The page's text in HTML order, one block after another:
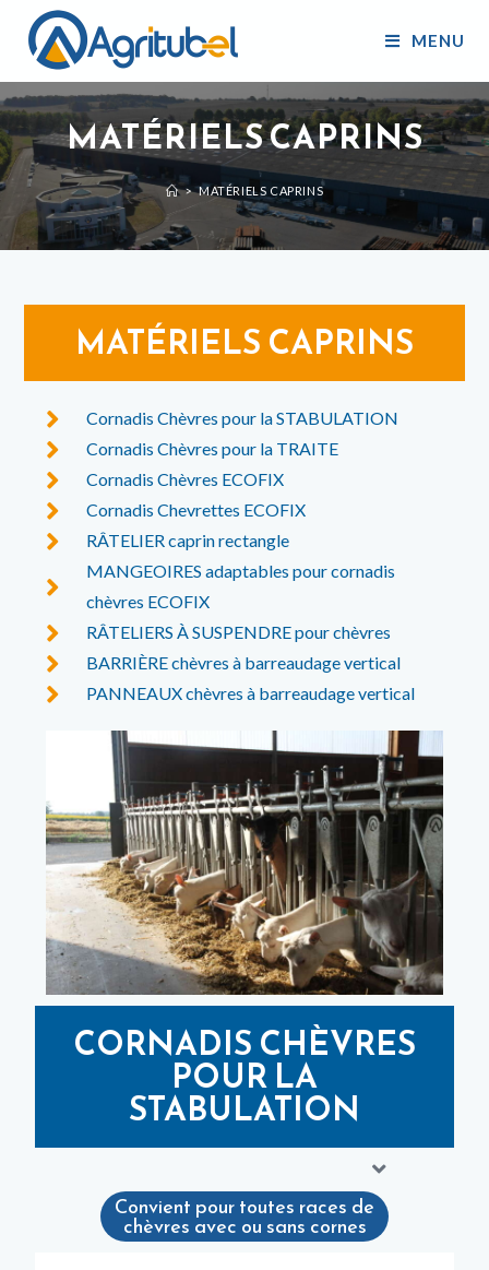
MENU
MATÉRIELS CAPRINS
> MATÉRIELS CAPRINS
MATÉRIELS CAPRINS
Cornadis Chèvres pour la STABULATION
Cornadis Chèvres pour la TRAITE
Cornadis Chèvres ECOFIX
Cornadis Chevrettes ECOFIX
RÂTELIER caprin rectangle
MANGEOIRES adaptables pour cornadis
chèvres ECOFIX
RÂTELIERS À SUSPENDRE pour chèvres
BARRIÈRE chèvres à barreaudage vertical
PANNEAUX chèvres à barreaudage vertical
CORNADIS CHÈVRES
POUR LA
STABULATION
Convient pour toutes races de
chèvres avec ou sans cornes